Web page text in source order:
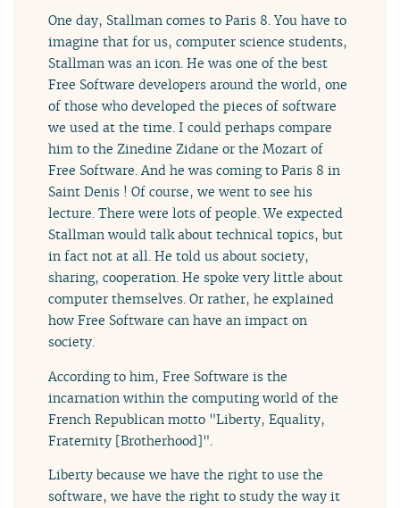
One day, Stallman comes to Paris 8. You have to
imagine that for us, computer science students,
Stallman was an icon. He was one of the best
Free Software developers around the world, one
of those who developed the pieces of software
we used at the time. I could perhaps compare
him to the Zinedine Zidane or the Mozart of
Free Software. And he was coming to Paris 8 in
Saint Denis ! Of course, we went to see his
lecture. There were lots of people. We expected
Stallman would talk about technical topics, but
in fact not at all. He told us about society,
sharing, cooperation. He spoke very little about
computer themselves. Or rather, he explained
how Free Software can have an impact on
society.
According to him, Free Software is the
incarnation within the computing world of the
French Republican motto "Liberty, Equality,
Fraternity [Brotherhood]".
Liberty because we have the right to use the
software, we have the right to study the way it